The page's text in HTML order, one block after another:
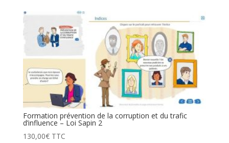
Formation prévention de la corruption et du trafic
d’influence – Loi Sapin 2
130,00€ TTC